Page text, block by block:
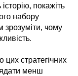
покажіть
набору
зрозуміти, чому
стратегічних
менш